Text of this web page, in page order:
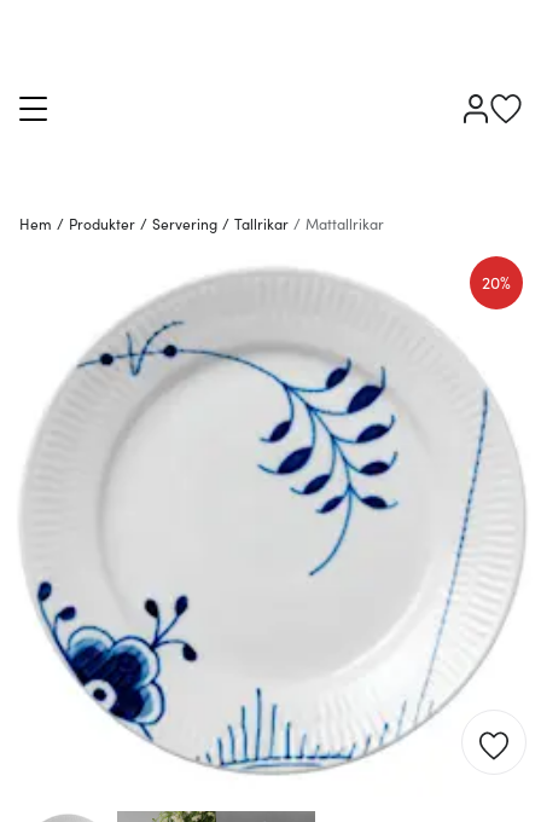
Hem / Produkter / Servering / Tallrikar / Mattallrikar
20%